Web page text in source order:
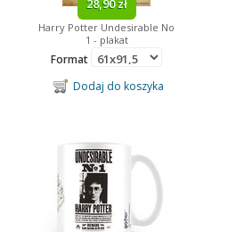
28,90 zł
Harry Potter Undesirable No
1 - plakat
Format
Dodaj do koszyka